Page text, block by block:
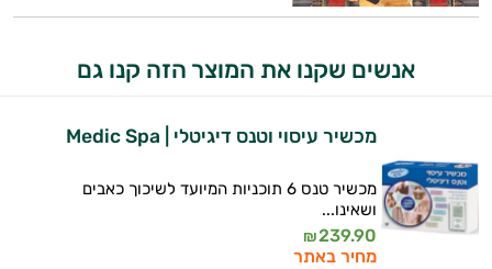
אנשים שקנו את המוצר הזה קנו גם
מכשיר עיסוי וטנס דיגיטלי | Medic Spa
מכשיר טנס 6 תוכניות המיועד לשיכוך כאבים
ושאינו...
239.90
₪
מחיר באתר